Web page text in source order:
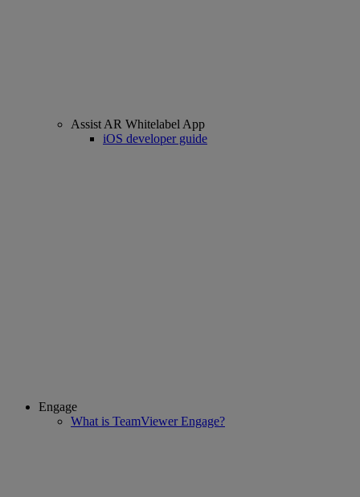
Assist AR Whitelabel App
iOS developer guide
Engage
What is TeamViewer Engage?